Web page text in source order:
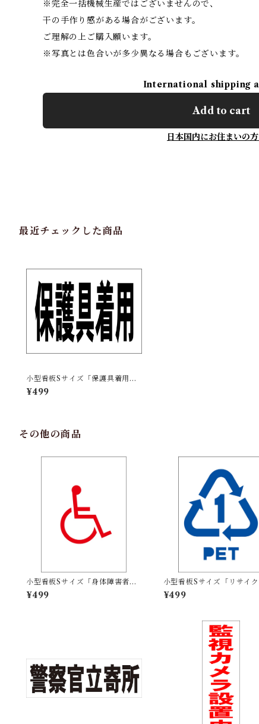
※完全一括機械生産ではございませんので、
干の手作り感がある場合がございます。
ご理解の上ご購入願います。
※写真とは色合いが多少異なる場合もございます。
International shipping
Add to cart
日本国内にお住まいの
最近チェックした商品
小型看板Sサイズ「保護具着用
（黒字）」 屋外可【工場・現
場】
¥499
その他の商品
小型看板Sサイズ「身体障害者マ
ーク（赤）」 屋外可【その他・
マーク】
¥499
小型看板Sサイズ「リサイク
Tボトル（青）」 屋外可【
他・マーク】
¥499